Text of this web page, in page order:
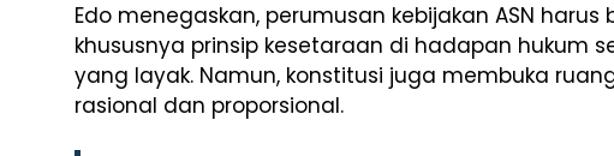
Edo menegaskan, perumusan kebijakan ASN harus
khususnya prinsip kesetaraan di hadapan hukum
yang layak. Namun, konstitusi juga membuka
rasional dan proporsional.